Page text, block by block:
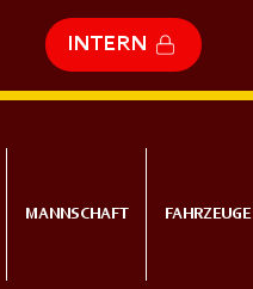
INTERN
MANNSCHAFT FAHRZEUGE